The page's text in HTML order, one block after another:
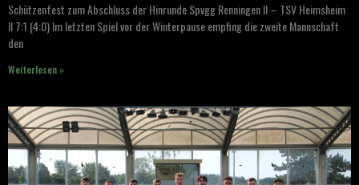
Schützenfest zum Abschluss der Hinrunde Spvgg Renningen II – TSV Heimsheim
II 7:1 (4:0) Im letzten Spiel vor der Winterpause empfing die zweite Mannschaft
den
Weiterlesen »